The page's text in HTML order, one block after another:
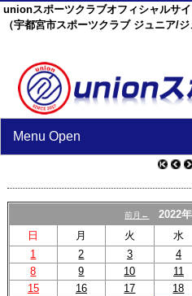
unionスポーツクラブオフィシャルサイ
（宇都宮市スポーツクラブ ジュニア/ジ
Menu Open
ニュ
スケジ
スタッ
前月← 2022
日 月 火 水
1
2 3 4
8
9 10 11
15
16 17 18